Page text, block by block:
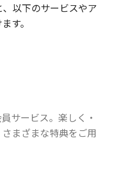
、以下のサービスやア
す。
サービス。楽しく・
まざまな特典をご用